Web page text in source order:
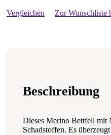
Vergleichen Zur Wunschliste
Beschreibung
Dieses Merino Bettfell mit
Schadstoffen. Es